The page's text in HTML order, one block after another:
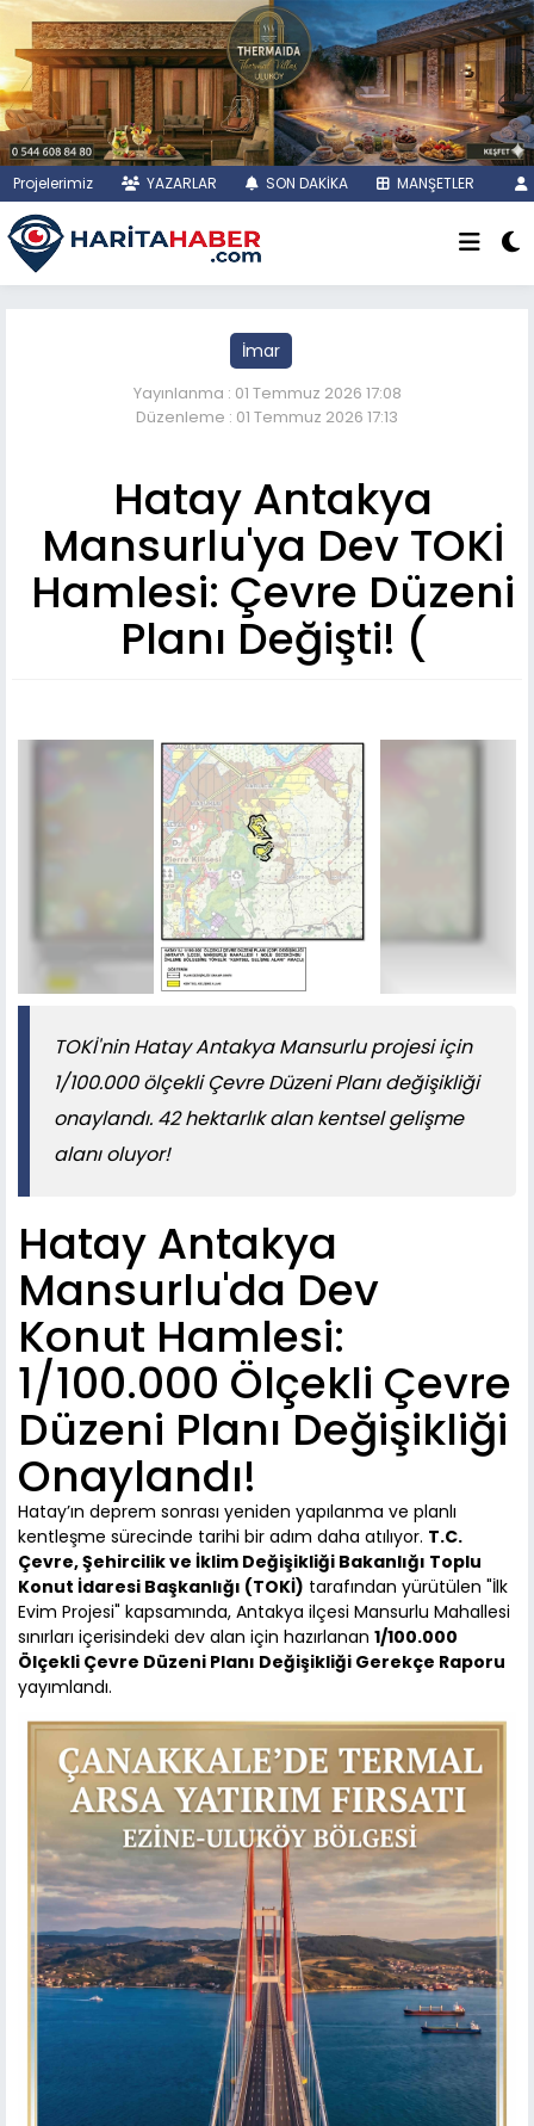
Projelerimiz YAZARLAR SON DAKİKA MANŞETLER
İmar
Yayınlanma : 01 Temmuz 2026 17:08
Düzenleme : 01 Temmuz 2026 17:13
Hatay Antakya
Mansurlu'ya Dev TOKİ
Hamlesi: Çevre Düzeni
Planı Değişti! (
TOKİ'nin Hatay Antakya Mansurlu projesi için
1/100.000 ölçekli Çevre Düzeni Planı değişikliği
onaylandı. 42 hektarlık alan kentsel gelişme
alanı oluyor!
Hatay Antakya
Mansurlu'da Dev
Konut Hamlesi:
1/100.000 Ölçekli Çevre
Düzeni Planı Değişikliği
Onaylandı!
Hatay’ın deprem sonrası yeniden yapılanma ve planlı
kentleşme sürecinde tarihi bir adım daha atılıyor. T.C.
Çevre, Şehircilik ve İklim Değişikliği Bakanlığı Toplu
Konut İdaresi Başkanlığı (TOKİ) tarafından yürütülen "İlk
Evim Projesi" kapsamında, Antakya ilçesi Mansurlu Mahallesi
sınırları içerisindeki dev alan için hazırlanan 1/100.000
Ölçekli Çevre Düzeni Planı Değişikliği Gerekçe Raporu
yayımlandı.